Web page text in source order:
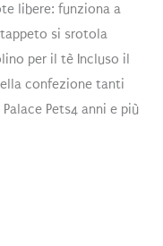
libere: funziona a
si srotola
per il tè Incluso il
confezione tanti
Pets4 anni e più